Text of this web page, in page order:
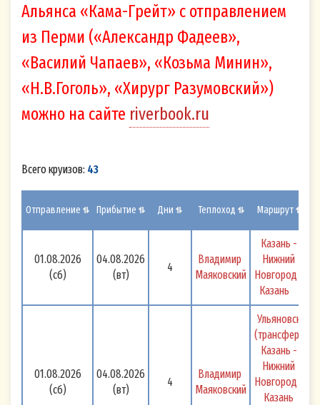
Альянса «Кама-Грейт» с отправлением
из Перми («Александр Фадеев»,
«Василий Чапаев», «Козьма Минин»,
«Н.В.Гоголь», «Хирург Разумовский»)
можно на сайте riverbook.ru
Всего круизов: 43
Отправление Прибытие Дни Теплоход Маршрут
01.08.2026
(сб)
04.08.2026
(вт)
4
Владимир
Маяковский
Казань -
Нижний
Новгород -
Казань
01.08.2026
(сб)
04.08.2026
(вт)
4
Владимир
Маяковский
Ульяновск
(трансфер)
Казань -
Нижний
Новгород -
Казань